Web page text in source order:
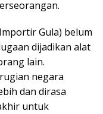
Gula) belum
dijadikan alat
lain.
negara
dan dirasa
untuk